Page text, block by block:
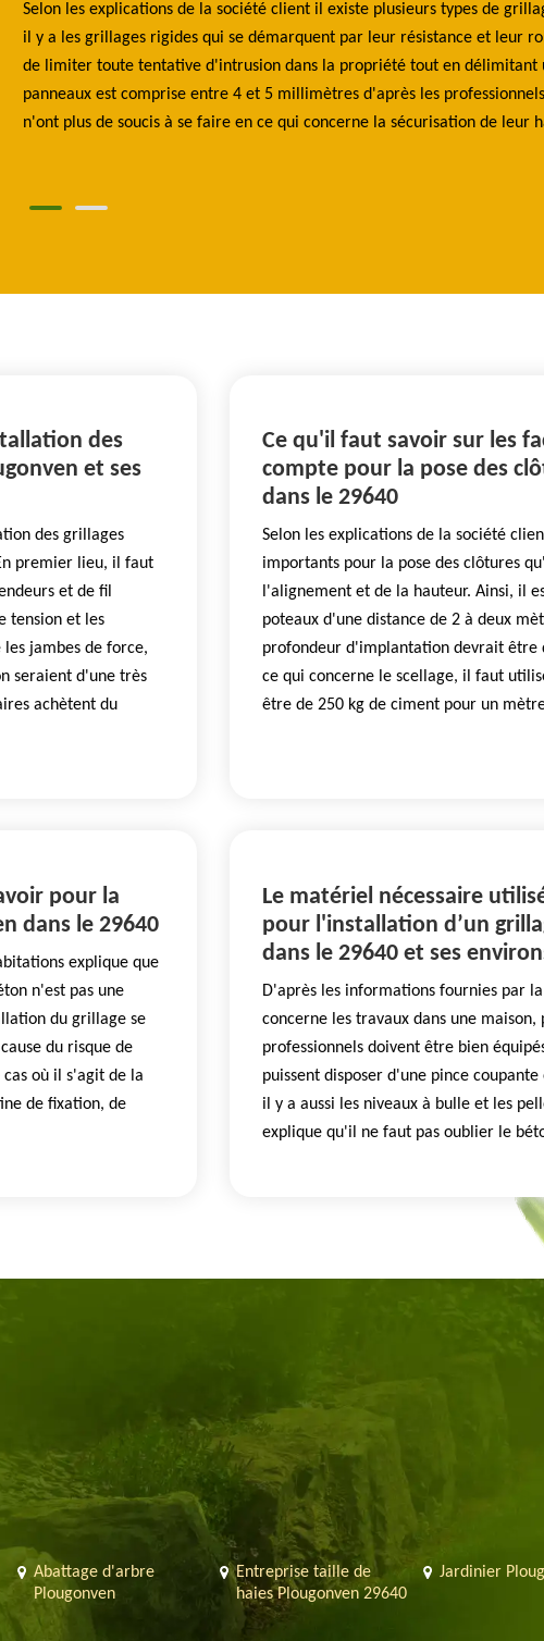
Selon les explications de la société client il existe plusieurs types de
il y a les grillages rigides qui se démarquent par leur résistance et leur
de limiter toute tentative d'intrusion dans la propriété tout en délimitant
panneaux est comprise entre 4 et 5 millimètres d'après les
n'ont plus de soucis à se faire en ce qui concerne la sécurisation de leur
des
et ses
des grillages
premier lieu, il faut
et de fil
tension et les
jambes de force,
seraient d'une très
achètent du
Ce qu'il faut savoir sur les
compte pour la pose des
dans le 29640
Selon les explications de la société
importants pour la pose des clôtures
l'alignement et de la hauteur. Ainsi, il
poteaux d'une distance de 2 à deux
profondeur d'implantation devrait être
ce qui concerne le scellage, il faut
être de 250 kg de ciment pour un
pour la
dans le 29640
explique que
n'est pas une
du grillage se
du risque de
où il s'agit de la
de fixation, de
Le matériel nécessaire
pour l'installation d’un
dans le 29640 et ses
D'après les informations fournies par
concerne les travaux dans une
professionnels doivent être bien
puissent disposer d'une pince
il y a aussi les niveaux à bulle et les
explique qu'il ne faut pas oublier le
Abattage d'arbre
Plougonven
Entreprise taille de
haies Plougonven 29640
Jardinier